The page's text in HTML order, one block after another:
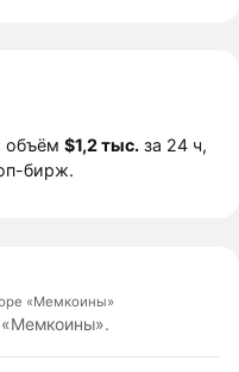
объём$1,2 тыс. за 24 ч,
бирж.
«Мемкоины»
«Мемкоины».